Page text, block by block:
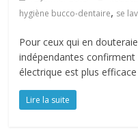
hygiène bucco-dentaire, se
Pour ceux qui en
indépendantes confirment
électrique est plus
Lire la suite